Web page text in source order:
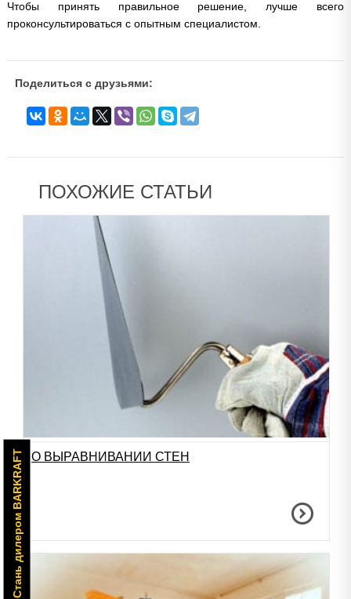
Стань дилером BARKRAFT
Чтобы принять правильное решение, лучше всего
проконсультироваться с опытным специалистом.
Поделиться с друзьями:
ПОХОЖИЕ СТАТЬИ
О ВЫРАВНИВАНИИ СТЕН